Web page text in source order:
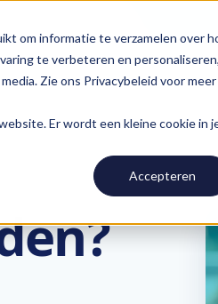
om informatie te verzamelen over
te verbeteren en
Zie ons Privacybeleid voor
Er wordt een kleine cookie in
Accepteren